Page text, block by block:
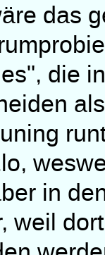
das
die
in
weil